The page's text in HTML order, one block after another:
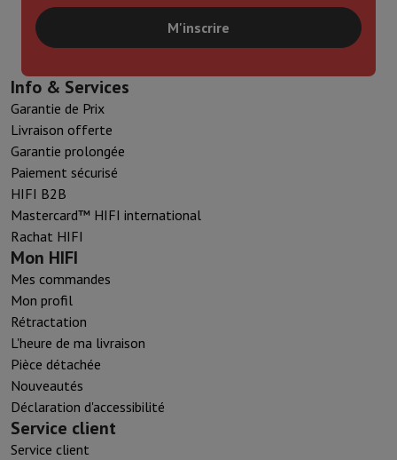
M'inscrire
Info & Services
Garantie de Prix
Livraison offerte
Garantie prolongée
Paiement sécurisé
HIFI B2B
Mastercard™ HIFI international
Rachat HIFI
Mon HIFI
Mes commandes
Mon profil
Rétractation
L'heure de ma livraison
Pièce détachée
Nouveautés
Déclaration d'accessibilité
Service client
Service client